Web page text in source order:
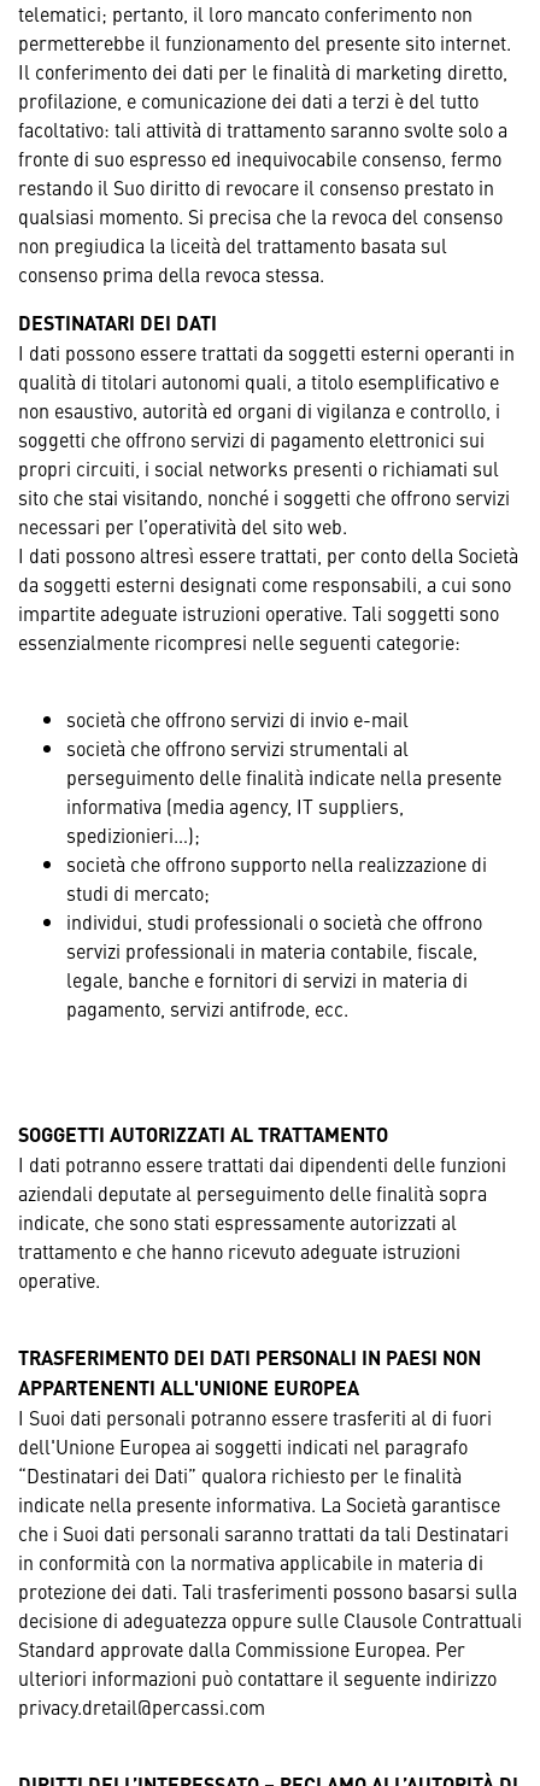
telematici; pertanto, il loro mancato conferimento non
permetterebbe il funzionamento del presente sito internet.
Il conferimento dei dati per le finalità di marketing diretto,
profilazione, e comunicazione dei dati a terzi è del tutto
facoltativo: tali attività di trattamento saranno svolte solo a
fronte di suo espresso ed inequivocabile consenso, fermo
restando il Suo diritto di revocare il consenso prestato in
qualsiasi momento. Si precisa che la revoca del consenso
non pregiudica la liceità del trattamento basata sul
consenso prima della revoca stessa.
DESTINATARI DEI DATI
I dati possono essere trattati da soggetti esterni operanti in
qualità di titolari autonomi quali, a titolo esemplificativo e
non esaustivo, autorità ed organi di vigilanza e controllo, i
soggetti che offrono servizi di pagamento elettronici sui
propri circuiti, i social networks presenti o richiamati sul
sito che stai visitando, nonché i soggetti che offrono servizi
necessari per l’operatività del sito web.
I dati possono altresì essere trattati, per conto della Società
da soggetti esterni designati come responsabili, a cui sono
impartite adeguate istruzioni operative. Tali soggetti sono
essenzialmente ricompresi nelle seguenti categorie:
società che offrono servizi di invio e-mail
società che offrono servizi strumentali al
perseguimento delle finalità indicate nella presente
informativa (media agency, IT suppliers,
spedizionieri…);
società che offrono supporto nella realizzazione di
studi di mercato;
individui, studi professionali o società che offrono
servizi professionali in materia contabile, fiscale,
legale, banche e fornitori di servizi in materia di
pagamento, servizi antifrode, ecc.
SOGGETTI AUTORIZZATI AL TRATTAMENTO
I dati potranno essere trattati dai dipendenti delle funzioni
aziendali deputate al perseguimento delle finalità sopra
indicate, che sono stati espressamente autorizzati al
trattamento e che hanno ricevuto adeguate istruzioni
operative.
TRASFERIMENTO DEI DATI PERSONALI IN PAESI NON
APPARTENENTI ALL'UNIONE EUROPEA
I Suoi dati personali potranno essere trasferiti al di fuori
dell'Unione Europea ai soggetti indicati nel paragrafo
“Destinatari dei Dati” qualora richiesto per le finalità
indicate nella presente informativa. La Società garantisce
che i Suoi dati personali saranno trattati da tali Destinatari
in conformità con la normativa applicabile in materia di
protezione dei dati. Tali trasferimenti possono basarsi sulla
decisione di adeguatezza oppure sulle Clausole Contrattuali
Standard approvate dalla Commissione Europea. Per
ulteriori informazioni può contattare il seguente indirizzo
privacy.dretail@percassi.com